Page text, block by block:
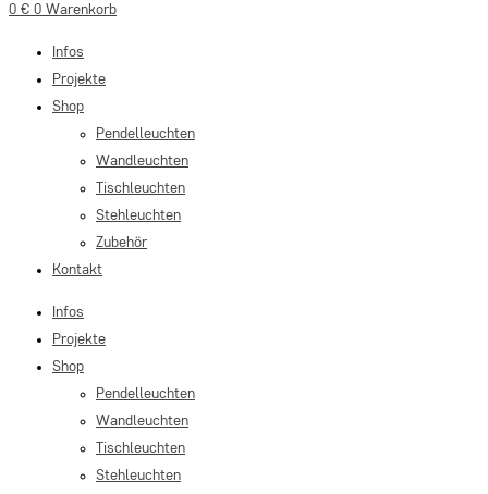
0 € 0 Warenkorb
Infos
Projekte
Shop
Pendelleuchten
Wandleuchten
Tischleuchten
Stehleuchten
Zubehör
Kontakt
Infos
Projekte
Shop
Pendelleuchten
Wandleuchten
Tischleuchten
Stehleuchten